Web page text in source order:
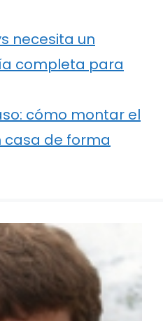
necesita un
completa para
cómo montar el
casa de forma